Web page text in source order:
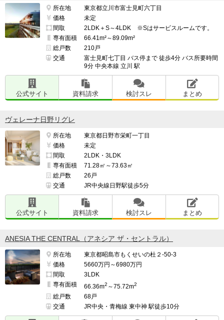
所在地
東京都立川市富士見町六丁目
価格
未定
間取
2LDK＋S～4LDK ※Sはサービスルームです。
専有面積
66.41m²～89.09m²
総戸数
210戸
交通
富士見町七丁目 バス停まで 徒歩4分 バス所要時間
9分 中央本線 立川 駅
公式サイト 資料請求 検討スレ まとめ
ヴェレーナ日野リグレ
所在地
東京都日野市栄町一丁目
価格
未定
間取
2LDK・3LDK
専有面積
71.28㎡～73.63㎡
総戸数
26戸
交通
JR中央線日野駅徒歩5分
公式サイト 資料請求 検討スレ まとめ
ANESIA THE CENTRAL（アネシア ザ・セントラル）
所在地
東京都昭島市もくせいの杜２-50-3
価格
5660万円～6980万円
間取
3LDK
専有面積
66.36m2 ～75.72m2
総戸数
68戸
交通
JR中央・青梅線 東中神 駅徒歩10分